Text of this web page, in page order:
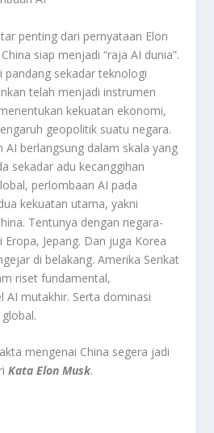
penting dari pernyataan Elon
siap menjadi “raja AI dunia”.
pandang sekadar teknologi
telah menjadi instrumen
kekuatan ekonomi,
geopolitik suatu negara.
AI berlangsung dalam skala yang
sekadar adu kecanggihan
perlombaan AI pada
kekuatan utama, yakni
Tentunya dengan negara-
Jepang. Dan juga Korea
di belakang. Amerika Serikat
riset fundamental,
AI mutakhir. Serta dominasi
mengenai China segera jadi
Kata Elon Musk.